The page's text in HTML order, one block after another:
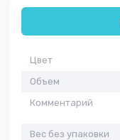
Цвет
Объем
Комментарий
Вес без упаковки